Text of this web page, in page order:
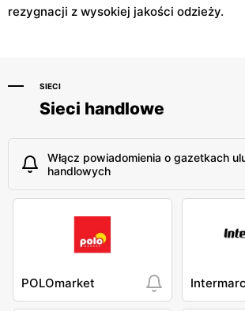
rezygnacji z wysokiej jakości odzieży.
SIECI
Sieci handlowe
Włącz powiadomienia o gazetkach
handlowych
POLOmarket